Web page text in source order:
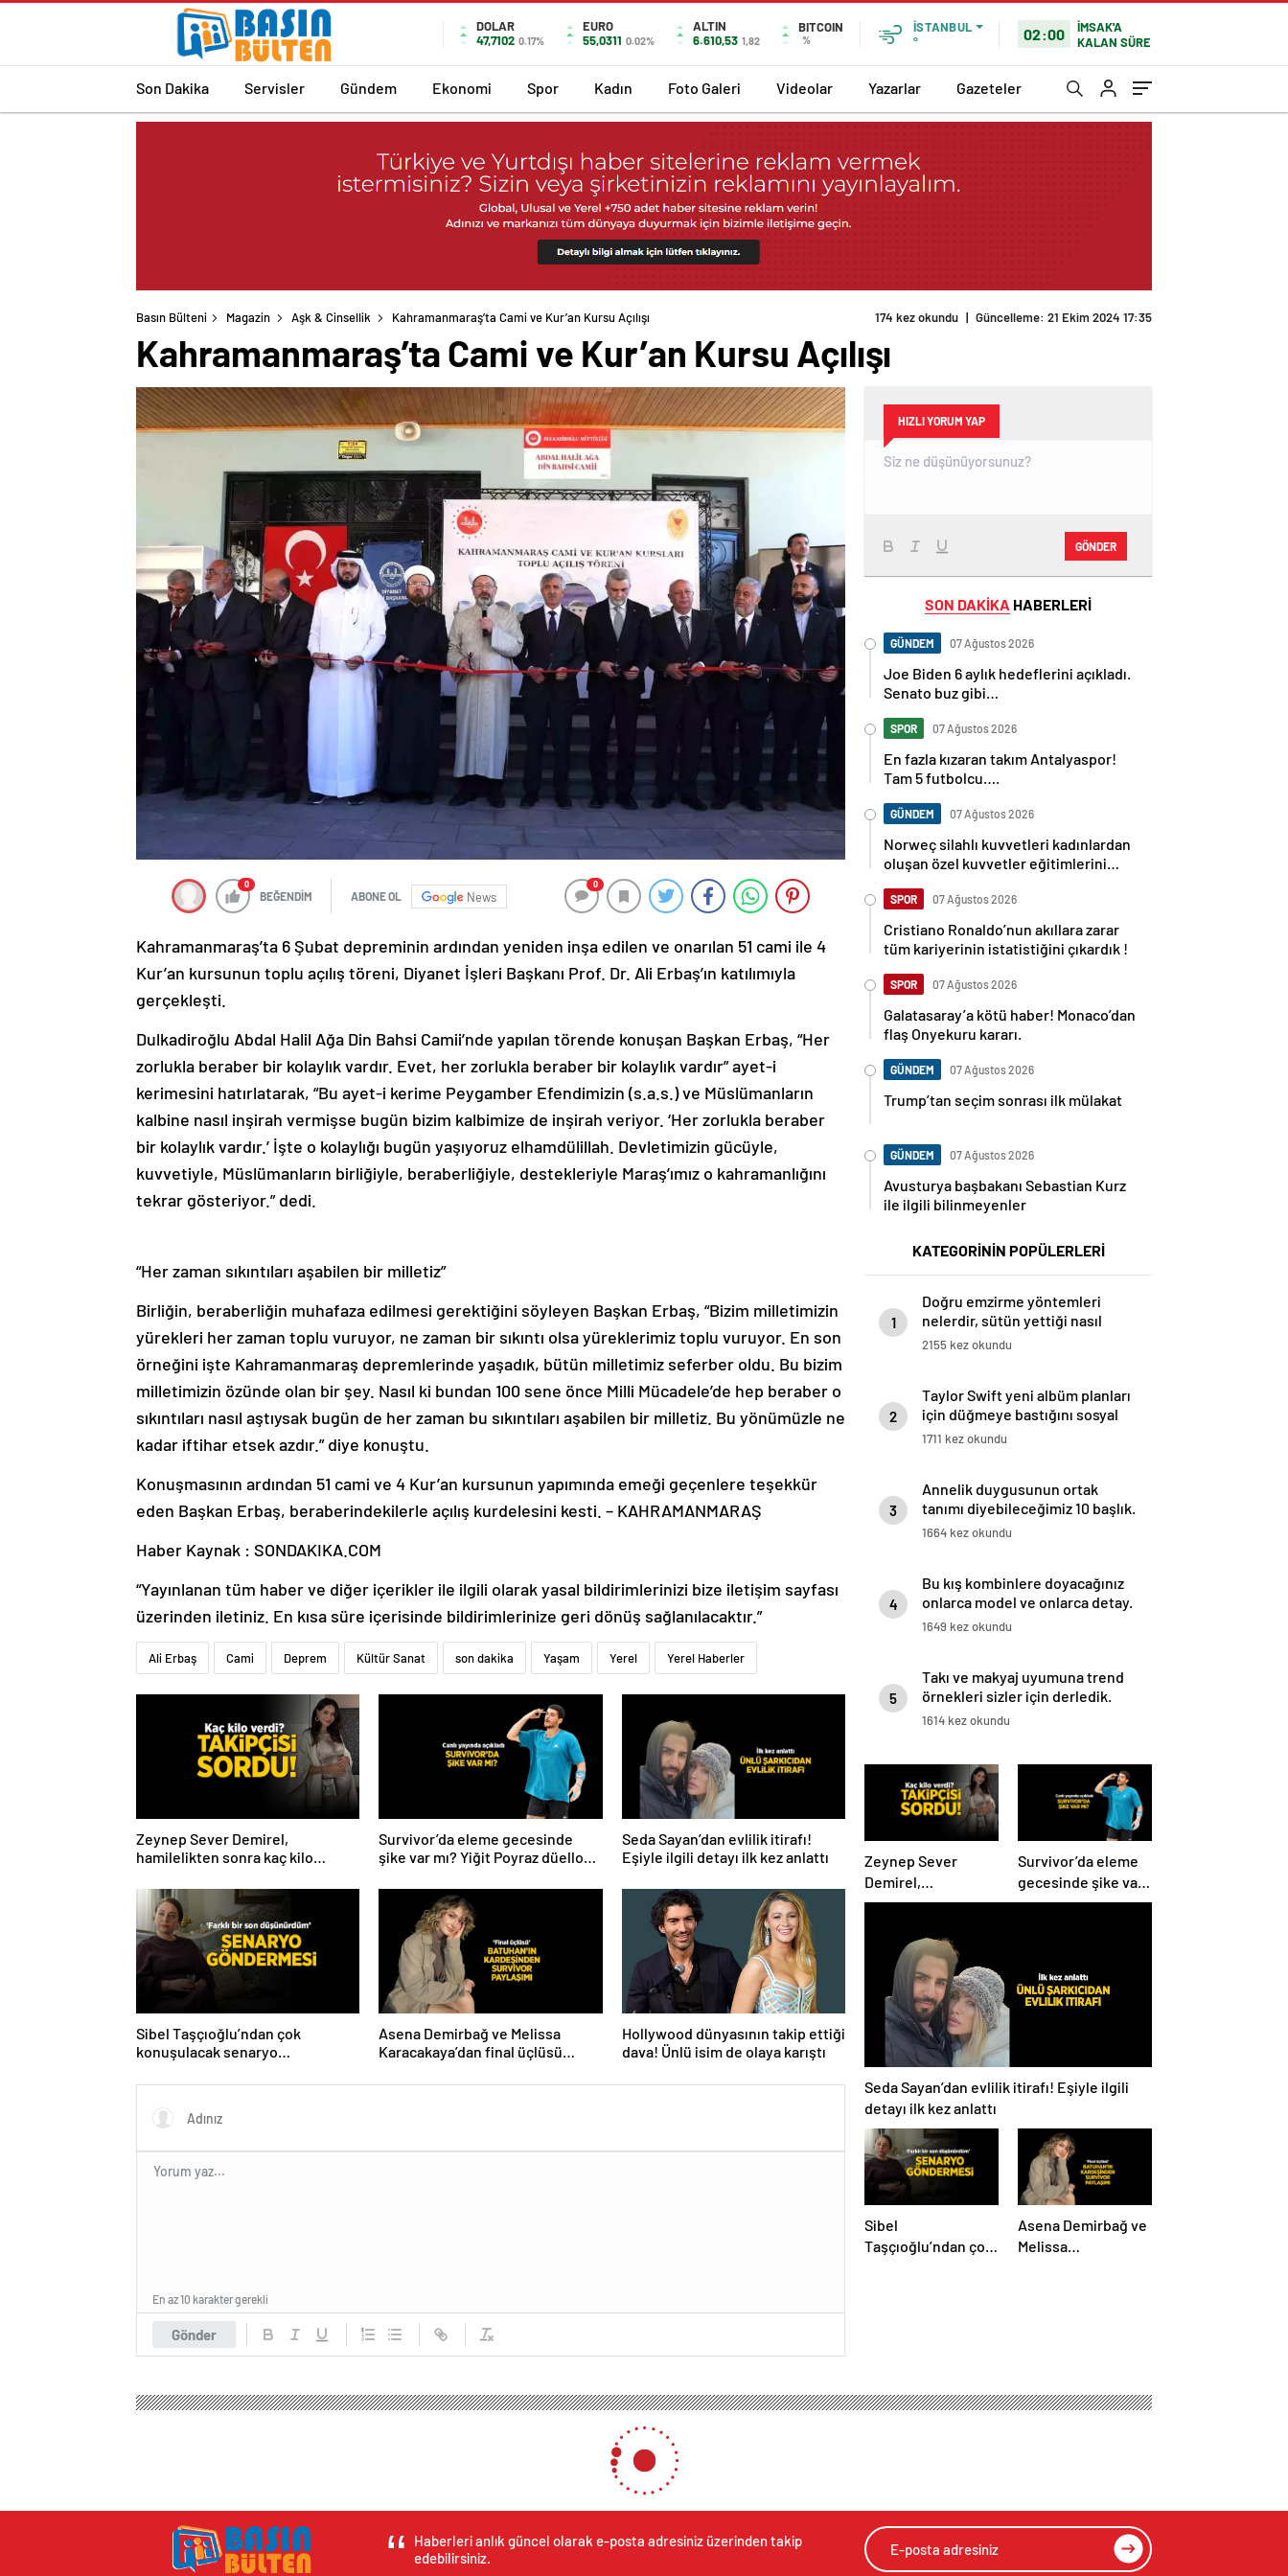
DOLAR
47,7102 0.17%
EURO
55,0311 0.02%
ALTIN
6.610,53 1,82
BITCOIN
%
İSTANBUL
°
02:00
İMSAK'A
KALAN SÜRE
Son Dakika Servisler Gündem Ekonomi Spor Kadın Foto Galeri Videolar Yazarlar Gazeteler
Basın Bülteni Magazin Aşk & Cinsellik Kahramanmaraş’ta Cami ve Kur’an Kursu Açılışı
Kahramanmaraş’ta Cami ve Kur’an Kursu Açılışı
0
BEĞENDİM ABONE OL News
0
Kahramanmaraş’ta 6 Şubat depreminin ardından yeniden inşa edilen ve onarılan 51 cami ile 4
Kur’an kursunun toplu açılış töreni, Diyanet İşleri Başkanı Prof. Dr. Ali Erbaş’ın katılımıyla
gerçekleşti.
Dulkadiroğlu Abdal Halil Ağa Din Bahsi Camii’nde yapılan törende konuşan Başkan Erbaş, “Her
zorlukla beraber bir kolaylık vardır. Evet, her zorlukla beraber bir kolaylık vardır” ayet-i
kerimesini hatırlatarak, “Bu ayet-i kerime Peygamber Efendimizin (s.a.s.) ve Müslümanların
kalbine nasıl inşirah vermişse bugün bizim kalbimize de inşirah veriyor. ‘Her zorlukla beraber
bir kolaylık vardır.’ İşte o kolaylığı bugün yaşıyoruz elhamdülillah. Devletimizin gücüyle,
kuvvetiyle, Müslümanların birliğiyle, beraberliğiyle, destekleriyle Maraş’ımız o kahramanlığını
tekrar gösteriyor.” dedi.
“Her zaman sıkıntıları aşabilen bir milletiz”
Birliğin, beraberliğin muhafaza edilmesi gerektiğini söyleyen Başkan Erbaş, “Bizim milletimizin
yürekleri her zaman toplu vuruyor, ne zaman bir sıkıntı olsa yüreklerimiz toplu vuruyor. En son
örneğini işte Kahramanmaraş depremlerinde yaşadık, bütün milletimiz seferber oldu. Bu bizim
milletimizin özünde olan bir şey. Nasıl ki bundan 100 sene önce Milli Mücadele’de hep beraber o
sıkıntıları nasıl aştıysak bugün de her zaman bu sıkıntıları aşabilen bir milletiz. Bu yönümüzle ne
kadar iftihar etsek azdır.” diye konuştu.
Konuşmasının ardından 51 cami ve 4 Kur’an kursunun yapımında emeği geçenlere teşekkür
eden Başkan Erbaş, beraberindekilerle açılış kurdelesini kesti. – KAHRAMANMARAŞ
Haber Kaynak : SONDAKIKA.COM
“Yayınlanan tüm haber ve diğer içerikler ile ilgili olarak yasal bildirimlerinizi bize iletişim sayfası
üzerinden iletiniz. En kısa süre içerisinde bildirimlerinize geri dönüş sağlanılacaktır.”
Ali Erbaş Cami Deprem Kültür Sanat son dakika Yaşam Yerel Yerel Haberler
Zeynep Sever Demirel,
hamilelikten sonra kaç kilo
bakacağız artık’
Survivor’da eleme gecesinde
şike var mı? Yiğit Poyraz düelloda
anlattı!
Seda Sayan’dan evlilik itirafı!
Eşiyle ilgili detayı ilk kez anlattı
Sibel Taşçıoğlu’ndan çok
konuşulacak senaryo
düşünürdüm’
Asena Demirbağ ve Melissa
Karacakaya’dan final üçlüsü
Hollywood dünyasının takip ettiği
dava! Ünlü isim de olaya karıştı
Gönder
En az 10 karakter gerekli
HIZLI YORUM YAP
GÖNDER
SON DAKİKA HABERLERİ
GÜNDEM 07 Ağustos 2026
Joe Biden 6 aylık hedeflerini açıkladı.
Senato buz gibi…
SPOR 07 Ağustos 2026
En fazla kızaran takım Antalyaspor!
Tam 5 futbolcu….
GÜNDEM 07 Ağustos 2026
Norweç silahlı kuvvetleri kadınlardan
oluşan özel kuvvetler eğitimlerini
SPOR 07 Ağustos 2026
Cristiano Ronaldo’nun akıllara zarar
tüm kariyerinin istatistiğini çıkardık !
SPOR 07 Ağustos 2026
Galatasaray’a kötü haber! Monaco’dan
flaş Onyekuru kararı.
GÜNDEM 07 Ağustos 2026
Trump’tan seçim sonrası ilk mülakat
GÜNDEM 07 Ağustos 2026
Avusturya başbakanı Sebastian Kurz
ile ilgili bilinmeyenler
KATEGORİNİN POPÜLERLERİ
1
Doğru emzirme yöntemleri
nelerdir, sütün yettiği nasıl
anlaşılır?
2155 kez okundu
2
Taylor Swift yeni albüm planları
için düğmeye bastığını sosyal
medyadan duyurdu!
1711 kez okundu
3
Annelik duygusunun ortak
tanımı diyebileceğimiz 10 başlık.
1664 kez okundu
4
Bu kış kombinlere doyacağınız
onlarca model ve onlarca detay.
1649 kez okundu
5
Takı ve makyaj uyumuna trend
örnekleri sizler için derledik.
1614 kez okundu
Zeynep Sever
Demirel,
hamilelikten sonra
açıkladı! ‘Yaza kadar
bakacağız artık’
Survivor’da eleme
gecesinde şike var
mı? Yiğit Poyraz
Seda Sayan’dan evlilik itirafı! Eşiyle ilgili
detayı ilk kez anlattı
Sibel
Taşçıoğlu’ndan çok
Asena Demirbağ ve
Melissa